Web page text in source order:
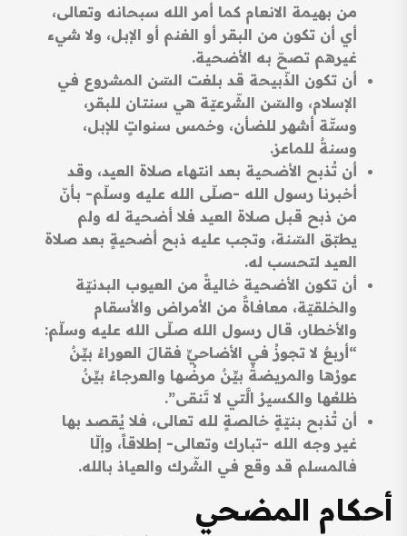
من بهيمة الانعام كما أمر الله سبحانه وتعالى،
أي أن تكون من البقر أو الغنم أو الإبل، ولا شيء
غيرهم تصحّ به الأضحية.
أن تكون الذّبيحة قد بلغت السّن المشروع في
الإسلام، والسّن الشّرعيّة هي سنتان للبقر،
وستّة أشهر للضأن، وخمس سنواتٍ للإبل،
وسنةٌ للماعز.
أن تُذبح الأضحية بعد انتهاء صلاة العيد، وقد
أخبرنا رسول الله -صلّى الله عليه وسلّم- بأنّ
من ذبح قبل صلاة العيد فلا أضحية له ولم
يطبّق السّنة، وتجب عليه ذبح أضحيةٍ بعد صلاة
العيد لتحسب له.
أن تكون الأضحية خاليةً من العيوب البدنيّة
والخلقيّة، معافاةً من الأمراض والأسقام
والأخطار، قال رسول الله صلّى الله عليه وسلّم:
“أربعٌ لا تجوزُ في الأضاحيِّ فقالَ العوراءُ بيِّنٌ
عورُها والمريضةُ بيِّنٌ مرضُها والعرجاءُ بيِّنٌ
ظلعُها والكسيرُ الَّتي لا تَنقى”.
أن تُذبح بنيّةٍ خالصةٍ لله تعالى، فلا يُقصد بها
غير وجه الله -تبارك وتعالى- إطلاقاً، وإلّا
فالمسلم قد وقع في الشّرك والعياذ بالله.
أحكام المضحي